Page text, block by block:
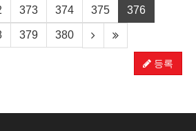
373 374 375 376
379 380
등록